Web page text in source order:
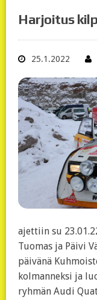
Harjoitus
25.1.2022
ajettiin su
Tuomas ja Päivi
päivänä
kolmanneksi ja
ryhmän Audi